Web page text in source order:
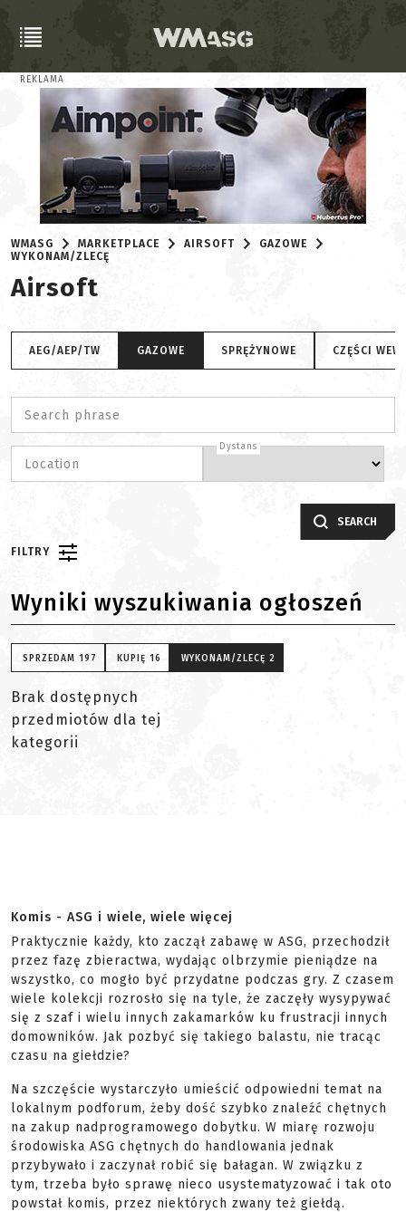
REKLAMA
WMASG MARKETPLACE AIRSOFT
GAZOWE
WYKONAM/ZLECĘ
Airsoft
AEG/AEP/TW GAZOWE SPRĘŻYNOWE CZĘŚCI
Search phrase
Location
Dystans
SEARCH
FILTRY
Wyniki wyszukiwania ogłoszeń
SPRZEDAM 197 KUPIĘ 16 WYKONAM/ZLECĘ 2
Brak dostępnych
przedmiotów dla tej
kategorii
Komis - ASG i wiele, wiele więcej
Praktycznie każdy, kto zaczął zabawę w ASG, przechodził
przez fazę zbieractwa, wydając olbrzymie pieniądze na
wszystko, co mogło być przydatne podczas gry. Z czasem
wiele kolekcji rozrosło się na tyle, że zaczęły wysypywać
się z szaf i wielu innych zakamarków ku frustracji innych
domowników. Jak pozbyć się takiego balastu, nie tracąc
czasu na giełdzie?
Na szczęście wystarczyło umieścić odpowiedni temat na
lokalnym podforum, żeby dość szybko znaleźć chętnych
na zakup nadprogramowego dobytku. W miarę rozwoju
środowiska ASG chętnych do handlowania jednak
przybywało i zaczynał robić się bałagan. W związku z
tym, trzeba było sprawę nieco usystematyzować i tak oto
powstał komis, przez niektórych zwany też giełdą.